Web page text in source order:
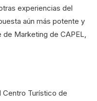
experiencias del
aún más potente y
de Marketing de CAPEL,
Turístico de